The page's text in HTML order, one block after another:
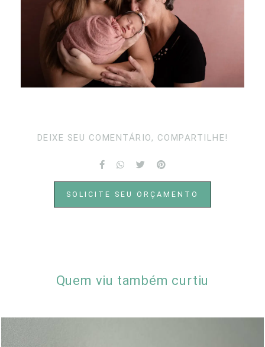
DEIXE SEU COMENTÁRIO, COMPARTILHE!
SOLICITE SEU ORÇAMENTO
Quem viu também curtiu